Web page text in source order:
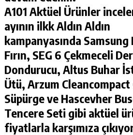
A101 Aktüel Ürünler
ayının ilkk Aldın Aldın
kampanyasında
Fırın, SEG 6 Çekmeceli
Dondurucu, Altus Buhar
Ütü, Arzum Cleancompact
Süpürgeve Hascevher
Tencere Seti gibi aktüel
fiyatlarla karşımıza